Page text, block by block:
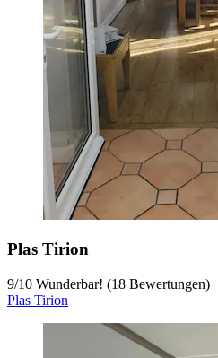
Plas Tirion
9/10 Wunderbar! (18 Bewertungen)
Plas Tirion